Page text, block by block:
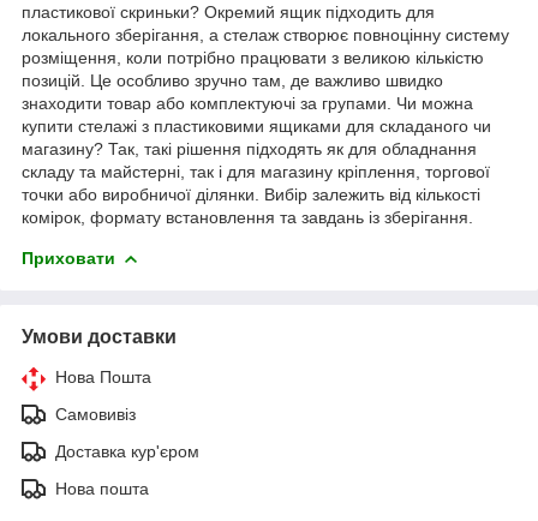
пластикової скриньки? Окремий ящик підходить для
локального зберігання, а стелаж створює повноцінну систему
розміщення, коли потрібно працювати з великою кількістю
позицій. Це особливо зручно там, де важливо швидко
знаходити товар або комплектуючі за групами. Чи можна
купити стелажі з пластиковими ящиками для складаного чи
магазину? Так, такі рішення підходять як для обладнання
складу та майстерні, так і для магазину кріплення, торгової
точки або виробничої ділянки. Вибір залежить від кількості
комірок, формату встановлення та завдань із зберігання.
Приховати
Умови доставки
Нова Пошта
Самовивіз
Доставка кур'єром
Нова пошта